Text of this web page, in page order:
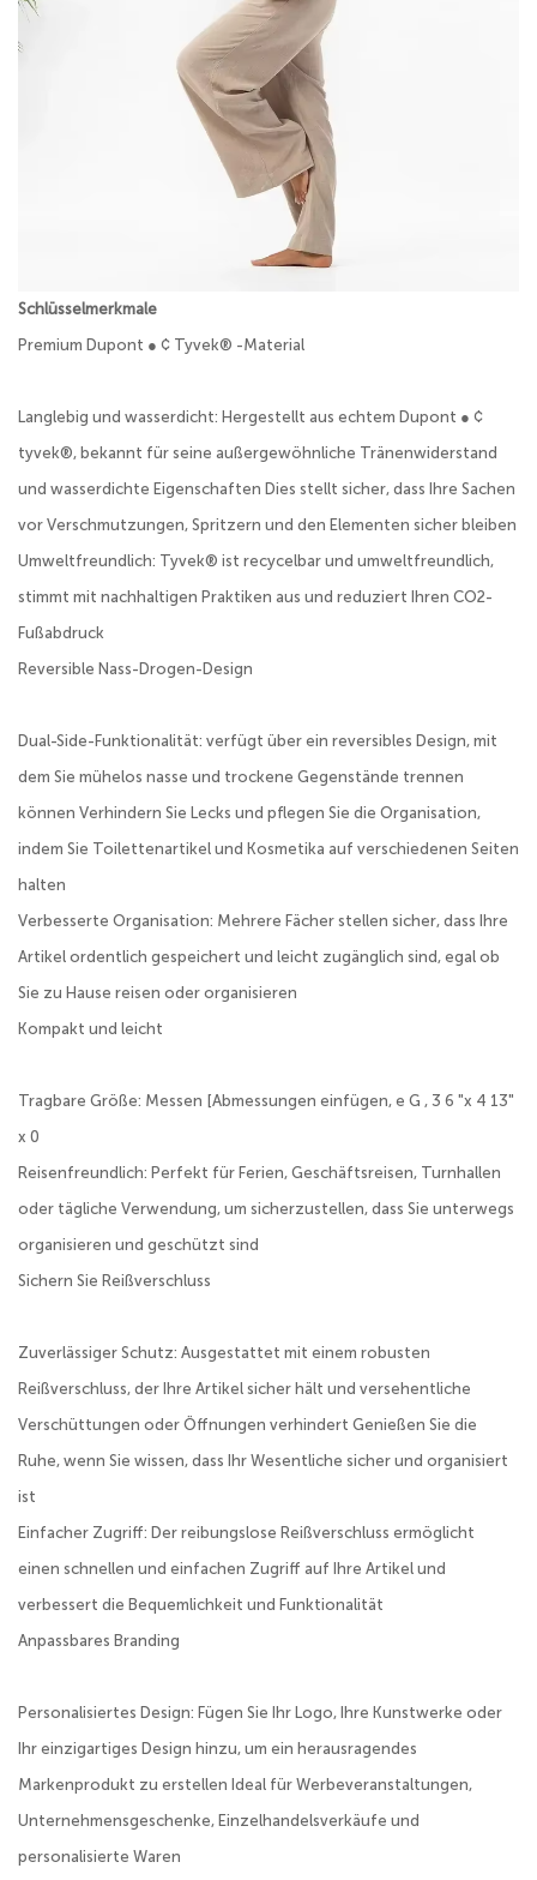
Schlüsselmerkmale
Premium Dupont ● ¢ Tyvek® -Material
Langlebig und wasserdicht: Hergestellt aus echtem Dupont ● ¢
tyvek®, bekannt für seine außergewöhnliche Tränenwiderstand
und wasserdichte Eigenschaften Dies stellt sicher, dass Ihre Sachen
vor Verschmutzungen, Spritzern und den Elementen sicher bleiben
Umweltfreundlich: Tyvek® ist recycelbar und umweltfreundlich,
stimmt mit nachhaltigen Praktiken aus und reduziert Ihren CO2-
Fußabdruck
Reversible Nass-Drogen-Design
Dual-Side-Funktionalität: verfügt über ein reversibles Design, mit
dem Sie mühelos nasse und trockene Gegenstände trennen
können Verhindern Sie Lecks und pflegen Sie die Organisation,
indem Sie Toilettenartikel und Kosmetika auf verschiedenen Seiten
halten
Verbesserte Organisation: Mehrere Fächer stellen sicher, dass Ihre
Artikel ordentlich gespeichert und leicht zugänglich sind, egal ob
Sie zu Hause reisen oder organisieren
Kompakt und leicht
Tragbare Größe: Messen [Abmessungen einfügen, e G , 3 6 "x 4 13"
x 0
Reisenfreundlich: Perfekt für Ferien, Geschäftsreisen, Turnhallen
oder tägliche Verwendung, um sicherzustellen, dass Sie unterwegs
organisieren und geschützt sind
Sichern Sie Reißverschluss
Zuverlässiger Schutz: Ausgestattet mit einem robusten
Reißverschluss, der Ihre Artikel sicher hält und versehentliche
Verschüttungen oder Öffnungen verhindert Genießen Sie die
Ruhe, wenn Sie wissen, dass Ihr Wesentliche sicher und organisiert
ist
Einfacher Zugriff: Der reibungslose Reißverschluss ermöglicht
einen schnellen und einfachen Zugriff auf Ihre Artikel und
verbessert die Bequemlichkeit und Funktionalität
Anpassbares Branding
Personalisiertes Design: Fügen Sie Ihr Logo, Ihre Kunstwerke oder
Ihr einzigartiges Design hinzu, um ein herausragendes
Markenprodukt zu erstellen Ideal für Werbeveranstaltungen,
Unternehmensgeschenke, Einzelhandelsverkäufe und
personalisierte Waren